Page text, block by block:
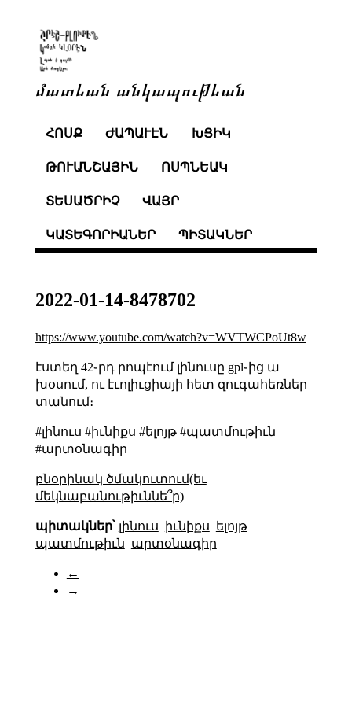
մատեան անկապութեան
ՀՈՍՔ ԺԱՊԱՒԷՆ ԽՑԻԿ
ԹՈՒԱՆՇԱՅԻՆ ՈՍՊՆԵԱԿ
ՏԵՍԱԾՐԻՉ ՎԱՅՐ
ԿԱՏԵԳՈՐԻԱՆԵՐ ՊԻՏԱԿՆԵՐ
2022-01-14-8478702
https://www.youtube.com/watch?v=WVTWCPoUt8w
էստեղ 42֊րդ րոպէում լինուսը gpl֊ից ա
խօսում, ու էւոլիւցիայի հետ զուգահեռներ
տանում։
#լինուս #իւնիքս #ելոյթ #պատմութիւն
#արտօնագիր
բնօրինակ ծմակուտում(եւ
մեկնաբանութիւննե՞ր)
պիտակներ՝ լինուս իւնիքս ելոյթ
պատմութիւն արտօնագիր
←
→